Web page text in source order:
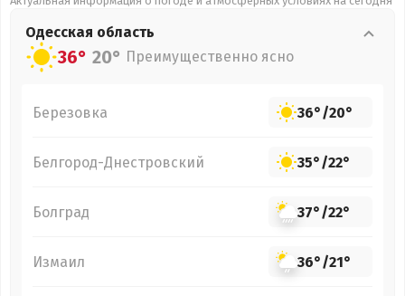
Одесская область
36° 20° Преимущественно ясно
Березовка 36°/20°
Белгород-Днестровский 35°/22°
Болград 37°/22°
Измаил 36°/21°